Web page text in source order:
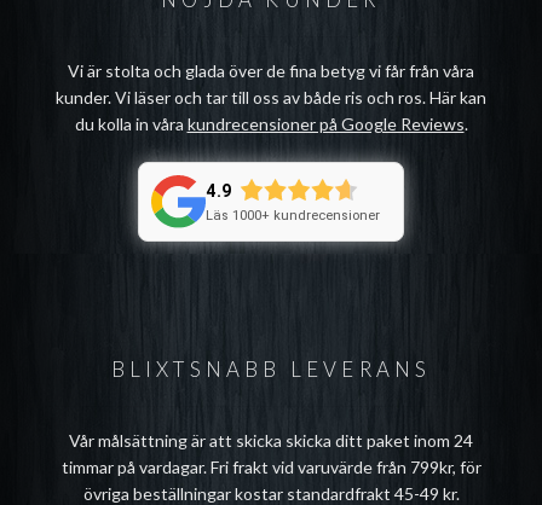
BLIXTSNABB LEVERANS
Vår målsättning är att skicka skicka ditt paket inom 24
timmar på vardagar. Fri frakt vid varuvärde från 799kr, för
övriga beställningar kostar standardfrakt 45-49 kr.
Vi är stolta och glada över de fina betyg vi får från våra
kunder. Vi läser och tar till oss av både ris och ros. Här kan
du kolla in våra kundrecensioner på Google Reviews.
4.9
Läs 1000+ kundrecensioner